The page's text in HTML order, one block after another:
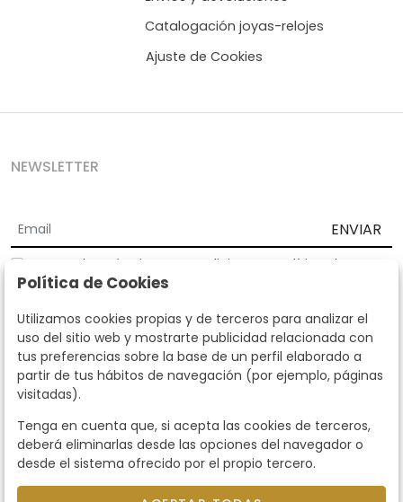
Catalogación joyas-relojes
Ajuste de Cookies
NEWSLETTER
ENVIAR
Acepto los Términos y Condiciones
Política de
privacidad
Según la LOPD y disposiciones de desarrollo, informamos que sus
datos personales serán tratados por parte de Subastas Segre con la
finalidad de gestionar la relación comercial. Puede ejercitar los
derechos de acceso, rectificación, cancelación, oposición y demás
derechos en los términos establecidos en la normativa vigente
dirigiéndote a nosotros. Asimismo, nos puede solicitar el envío de
llamando al teléfono 915159584 o enviando un e-mail a
info@subastassegre.es
Este sitio está protegido por reCAPTCHA y se aplican la
Términos de servicio de Google.
Política de Cookies
Utilizamos cookies propias y de terceros para analizar el
uso del sitio web y mostrarte publicidad relacionada con
tus preferencias sobre la base de un perfil elaborado a
partir de tus hábitos de navegación (por ejemplo, páginas
visitadas).
Tenga en cuenta que, si acepta las cookies de terceros,
deberá eliminarlas desde las opciones del navegador o
desde el sistema ofrecido por el propio tercero.